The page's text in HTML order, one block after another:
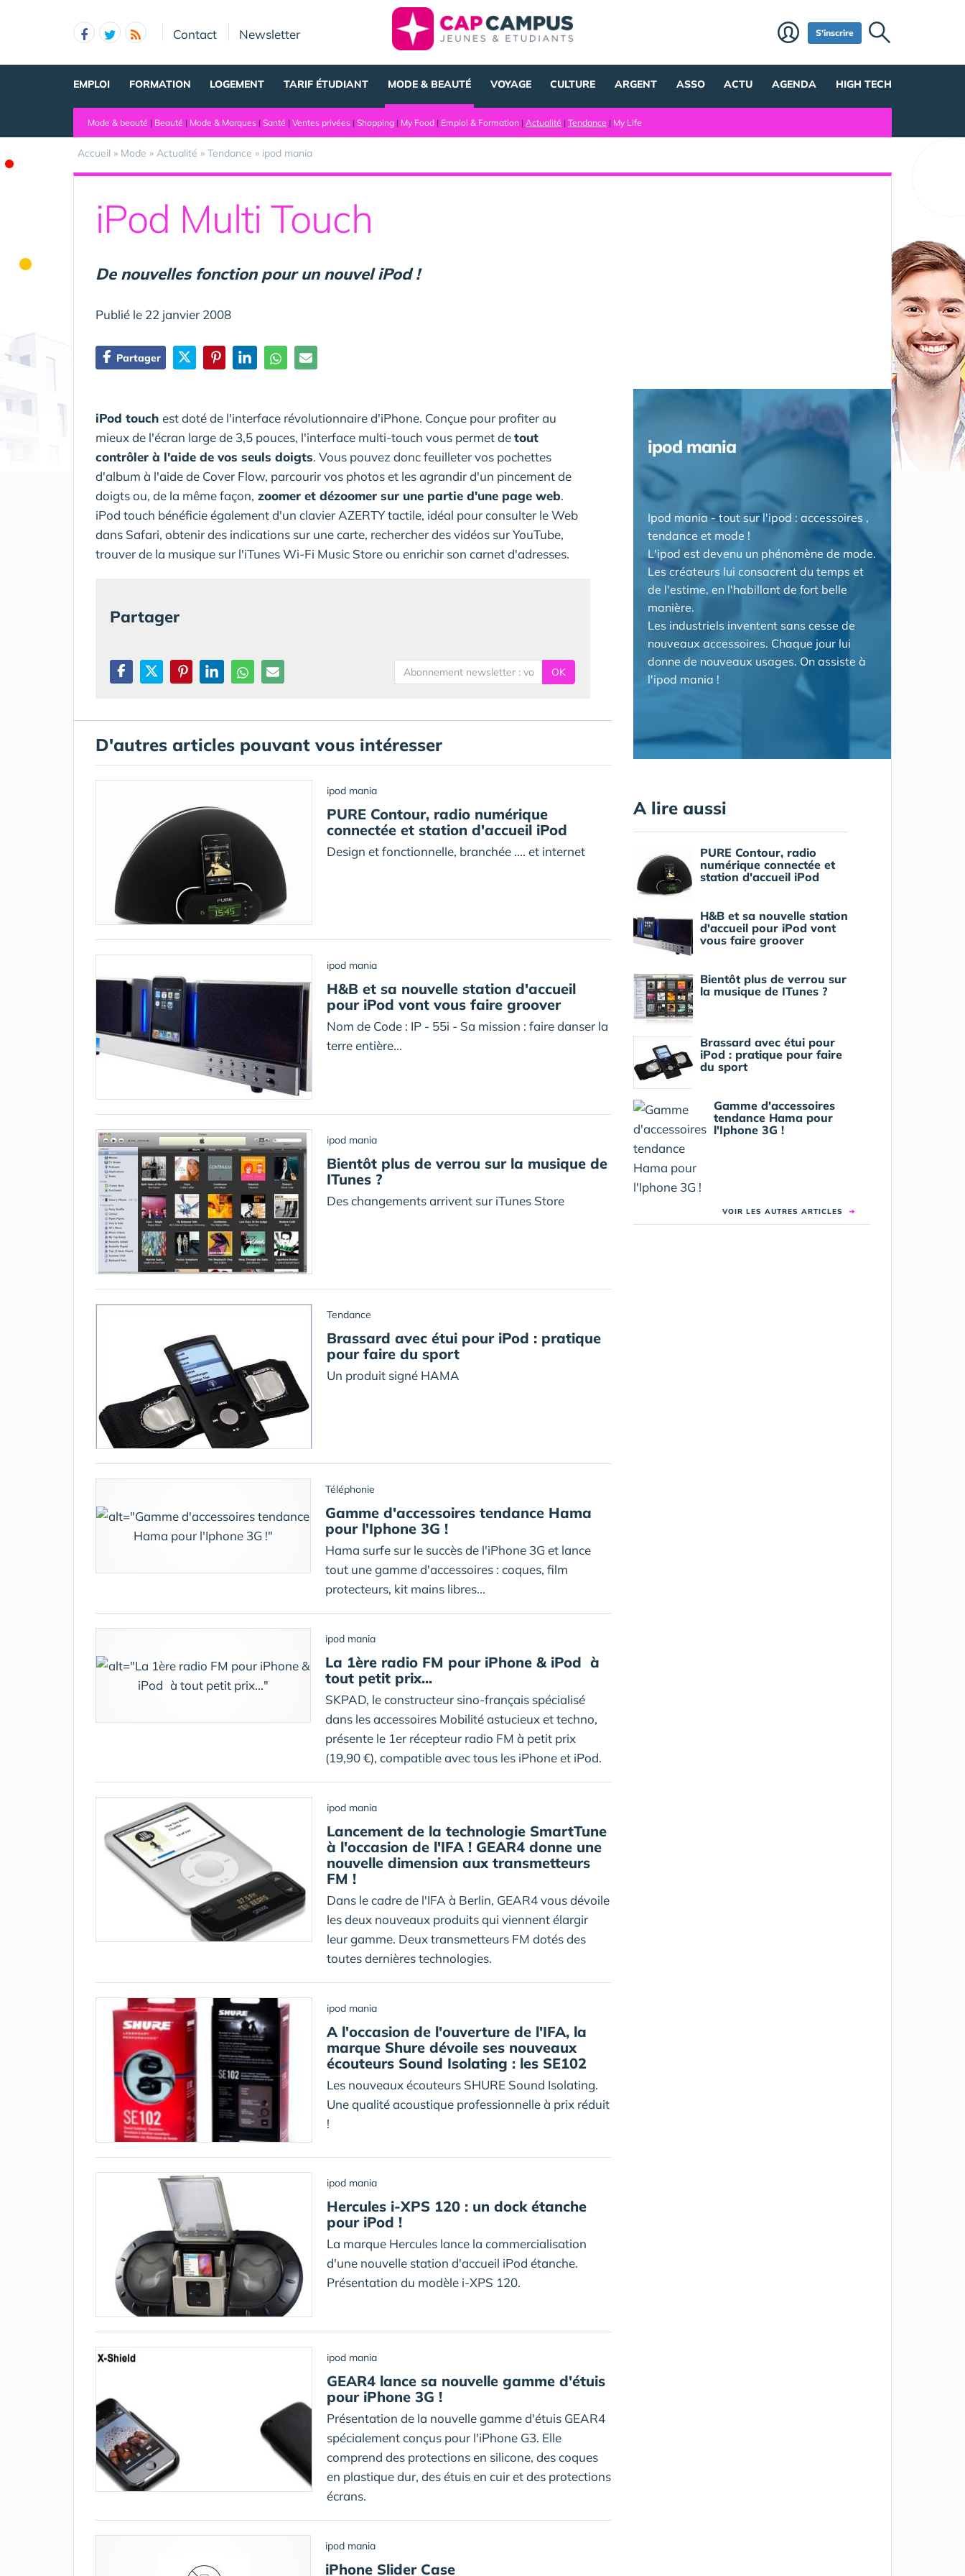
Contact Newsletter S'inscrire
EMPLOI FORMATION LOGEMENT TARIF ÉTUDIANT MODE & BEAUTÉ VOYAGE CULTURE ARGENT ASSO ACTU AGENDA HIGH TECH
Mode & beauté | Beauté | Mode & Marques | Santé | Ventes privées | Shopping | My Food | Emploi & Formation | Actualité | Tendance | My Life
Accueil » Mode » Actualité » Tendance » ipod mania
iPod Multi Touch
De nouvelles fonction pour un nouvel iPod !
Publié le 22 janvier 2008
Partager
iPod touch est doté de l'interface révolutionnaire d'iPhone. Conçue pour profiter au
mieux de l'écran large de 3,5 pouces, l'interface multi-touch vous permet detout
contrôler à l'aide de vos seuls doigts. Vous pouvez donc feuilleter vos pochettes
d'album à l'aide de Cover Flow, parcourir vos photos et les agrandir d'un pincement de
doigts ou, de la même façon, zoomer et dézoomer sur une partie d'une page web.
iPod touch bénéficie également d'un clavier AZERTY tactile, idéal pour consulter le Web
dans Safari, obtenir des indications sur une carte, rechercher des vidéos sur YouTube,
trouver de la musique sur l'iTunes Wi-Fi Music Store ou enrichir son carnet d'adresses.
Partager
OK
D'autres articles pouvant vous intéresser
ipod mania
PURE Contour, radio numérique
connectée et station d'accueil iPod
Design et fonctionnelle, branchée .... et internet
ipod mania
H&B et sa nouvelle station d'accueil
pour iPod vont vous faire groover
Nom de Code : IP - 55i - Sa mission : faire danser la
terre entière...
ipod mania
Bientôt plus de verrou sur la musique de
ITunes ?
Des changements arrivent sur iTunes Store
Tendance
Brassard avec étui pour iPod : pratique
pour faire du sport
Un produit signé HAMA
Téléphonie
Gamme d'accessoires tendance Hama
pour l'Iphone 3G !
Hama surfe sur le succès de l'iPhone 3G et lance
tout une gamme d'accessoires : coques, film
protecteurs, kit mains libres...
ipod mania
La 1ère radio FM pour iPhone & iPod à
tout petit prix...
SKPAD, le constructeur sino-français spécialisé
dans les accessoires Mobilité astucieux et techno,
présente le 1er récepteur radio FM à petit prix
(19,90 €), compatible avec tous les iPhone et iPod.
ipod mania
Lancement de la technologie SmartTune
à l'occasion de l'IFA ! GEAR4 donne une
nouvelle dimension aux transmetteurs
FM !
Dans le cadre de l'IFA à Berlin, GEAR4 vous dévoile
les deux nouveaux produits qui viennent élargir
leur gamme. Deux transmetteurs FM dotés des
toutes dernières technologies.
ipod mania
A l'occasion de l'ouverture de l'IFA, la
marque Shure dévoile ses nouveaux
écouteurs Sound Isolating : les SE102
Les nouveaux écouteurs SHURE Sound Isolating.
Une qualité acoustique professionnelle à prix réduit
!
ipod mania
Hercules i-XPS 120 : un dock étanche
pour iPod !
La marque Hercules lance la commercialisation
d'une nouvelle station d'accueil iPod étanche.
Présentation du modèle i-XPS 120.
ipod mania
GEAR4 lance sa nouvelle gamme d'étuis
pour iPhone 3G !
Présentation de la nouvelle gamme d'étuis GEAR4
spécialement conçus pour l'iPhone G3. Elle
comprend des protections en silicone, des coques
en plastique dur, des étuis en cuir et des protections
écrans.
ipod mania
iPhone Slider Case
ipod mania
Ipod mania - tout sur l'ipod : accessoires ,
tendance et mode !
L'ipod est devenu un phénomène de mode.
Les créateurs lui consacrent du temps et
de l'estime, en l'habillant de fort belle
manière.
Les industriels inventent sans cesse de
nouveaux accessoires. Chaque jour lui
donne de nouveaux usages. On assiste à
l'ipod mania !
A lire aussi
PURE Contour, radio
numérique connectée et
station d'accueil iPod
H&B et sa nouvelle station
d'accueil pour iPod vont
vous faire groover
Bientôt plus de verrou sur
la musique de ITunes ?
Brassard avec étui pour
iPod : pratique pour faire
du sport
Gamme d'accessoires
tendance Hama pour
l'Iphone 3G !
VOIR LES AUTRES ARTICLES ➜